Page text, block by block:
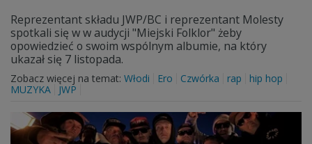
Reprezentant składu JWP/BC i reprezentant Molesty
spotkali się w w audycji "Miejski Folklor" żeby
opowiedzieć o swoim wspólnym albumie, na który
ukazał się 7 listopada.
Zobacz więcej na temat: Włodi Ero Czwórka rap
hip hop
MUZYKA
JWP